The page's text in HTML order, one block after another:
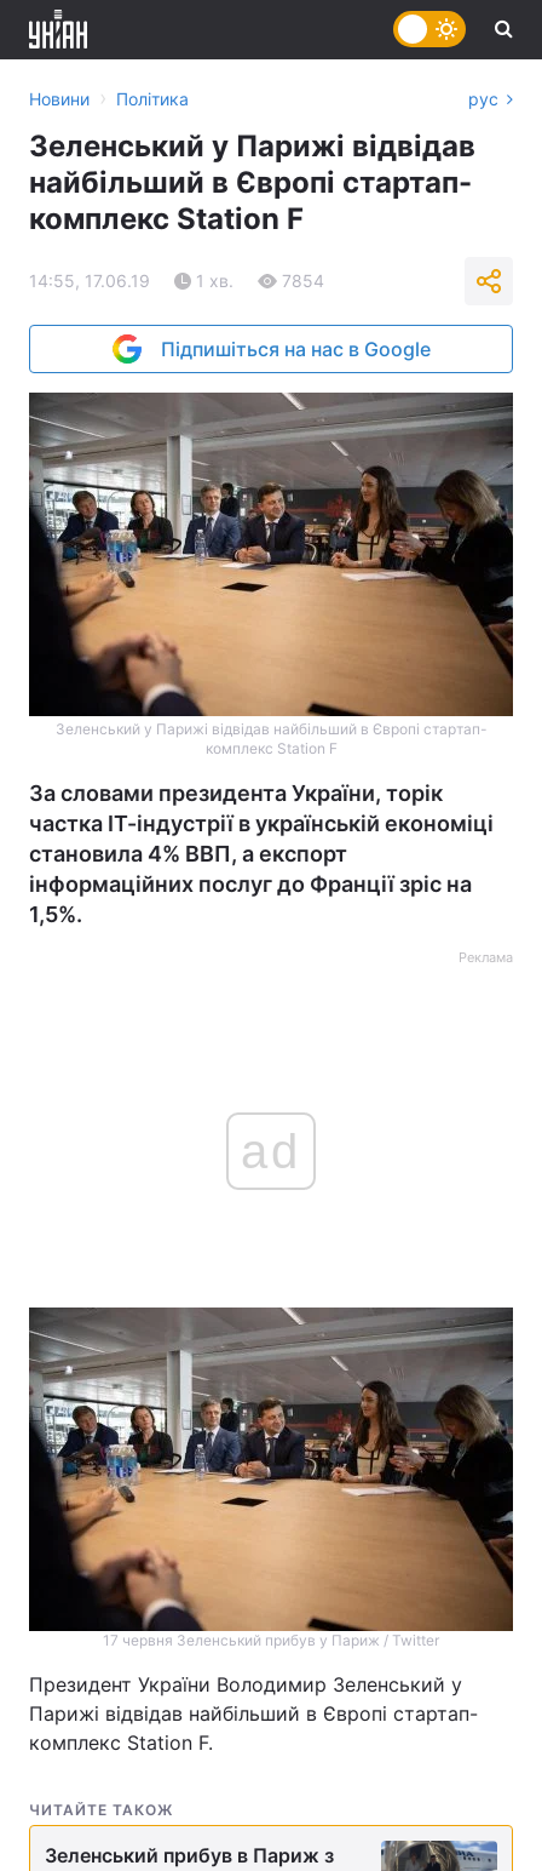
Війна
Спорт Наука
Техно і зв'язок Лайт
Зброя Інциденти
Здоров'я
Цікавинки
Регіони
Відео з Youtube
Архів Вакансії
Новини › Політика рус
Зеленський у Парижі відвідав
найбільший в Європі стартап-
комплекс Station F
14:55, 17.06.19 1 хв. 7854
Підпишіться на нас в Google
Зеленський у Парижі відвідав найбільший в Європі стартап-
комплекс Station F
За словами президента України, торік
частка ІТ-індустрії в українській економіці
становила 4% ВВП, а експорт
інформаційних послуг до Франції зріс на
1,5%.
Реклама
ad
17 червня Зеленський прибув у Париж / Twitter
Президент України Володимир Зеленський у
Парижі відвідав найбільший в Європі стартап-
комплекс Station F.
ЧИТАЙТЕ ТАКОЖ
Зеленський прибув в Париж з